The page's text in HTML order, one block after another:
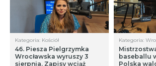
Kategoria: Kościół
46. Piesza Pielgrzymka
Wrocławska wyruszy 3
sierpnia. Zapisy wciąż
Kategoria:
baseballu
Polska